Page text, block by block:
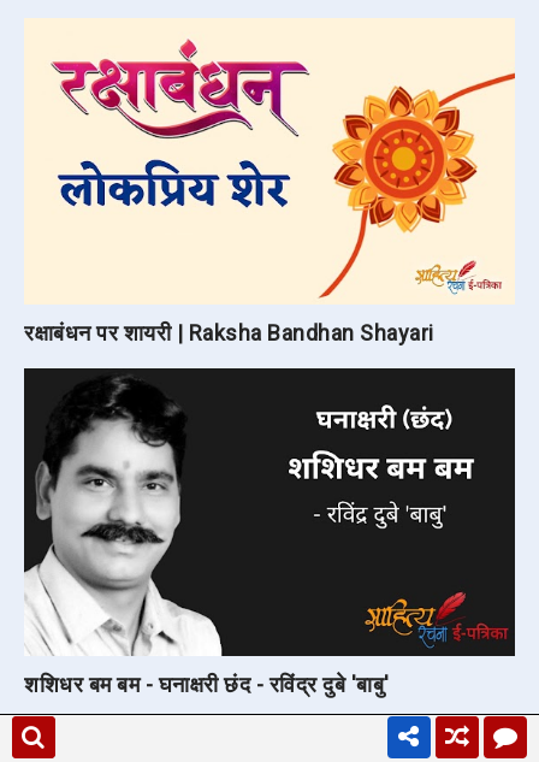
रक्षाबंधन पर शायरी | Raksha Bandhan Shayari
शशिधर बम बम - घनाक्षरी छंद - रविंद्र दुबे 'बाबु'